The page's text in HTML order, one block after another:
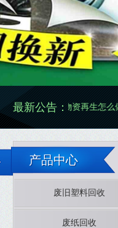
最新公告：
废旧物资再生怎么做更规范有效
产品中心
废旧塑料回收
废纸回收